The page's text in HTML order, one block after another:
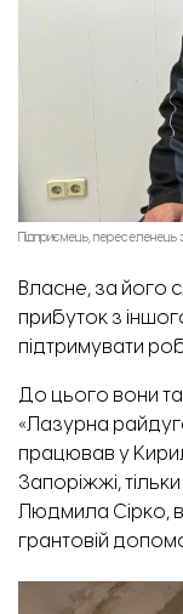
Підприємець,
Власне, за його
прибуток з
підтримувати
До цього вони
«Лазурна
працював у
Запоріжжі,
Людмила Сірко,
грантовій